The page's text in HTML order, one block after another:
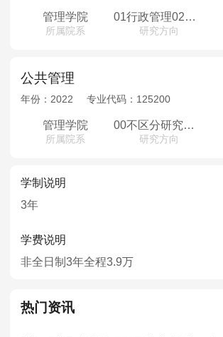
管理学院
所属院系
01行政管理02社会医学与卫生事业管理03教育经济与管理04社会保障05土地资源管理
研究方向
公共管理
年份： 2022 专业代码： 125200
管理学院
所属院系
00不区分研究方向
研究方向
学制说明
3年
学费说明
非全日制3年全程3.9万
热门资讯